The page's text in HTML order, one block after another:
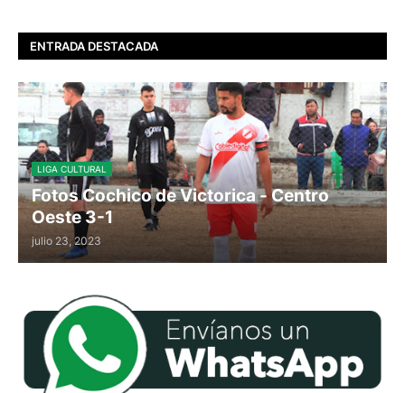
ENTRADA DESTACADA
LIGA CULTURAL
Fotos Cochico de Victorica - Centro
Oeste 3-1
julio 23, 2023